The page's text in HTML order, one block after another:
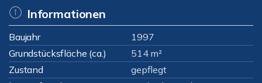
Informationen
Baujahr
1997
Grundstücksfläche (ca.)
514 m²
Zustand
gepflegt